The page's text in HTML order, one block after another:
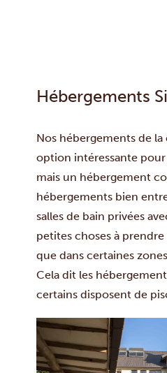
Hébergements
Nos hébergements de
option intéressante pour
mais un hébergement
hébergements bien
salles de bain privées
petites choses à
que dans certaines
Cela dit les
certains disposent de